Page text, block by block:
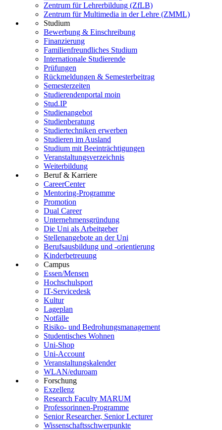
Zentrum für Lehrerbildung (ZfLB)
Zentrum für Multimedia in der Lehre (ZMML)
Studium
Bewerbung & Einschreibung
Finanzierung
Familienfreundliches Studium
Internationale Studierende
Prüfungen
Rückmeldungen & Semesterbeitrag
Semesterzeiten
Studierendenportal moin
Stud.IP
Studienangebot
Studienberatung
Studiertechniken erwerben
Studieren im Ausland
Studium mit Beeinträchtigungen
Veranstaltungsverzeichnis
Weiterbildung
Beruf & Karriere
CareerCenter
Mentoring-Programme
Promotion
Dual Career
Unternehmensgründung
Die Uni als Arbeitgeber
Stellenangebote an der Uni
Berufsausbildung und -orientierung
Kinderbetreuung
Campus
Essen/Mensen
Hochschulsport
IT-Servicedesk
Kultur
Lageplan
Notfälle
Risiko- und Bedrohungsmanagement
Studentisches Wohnen
Uni-Shop
Uni-Account
Veranstaltungskalender
WLAN/eduroam
Forschung
Exzellenz
Research Faculty MARUM
Professorinnen-Programme
Senior Researcher, Senior Lecturer
Wissenschaftsschwerpunkte